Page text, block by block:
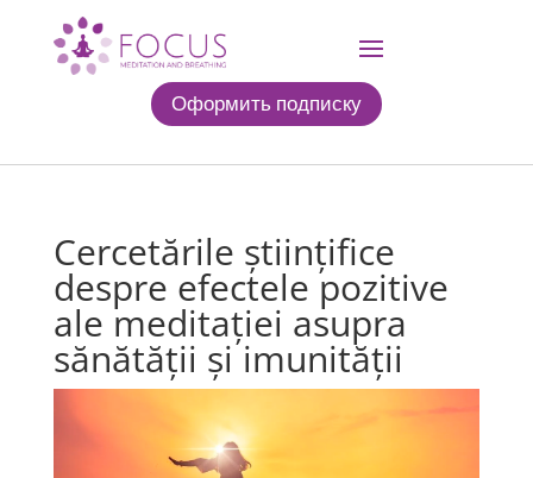
Оформить подписку
Cercetările științifice
despre efectele pozitive
ale meditației asupra
sănătății și imunității